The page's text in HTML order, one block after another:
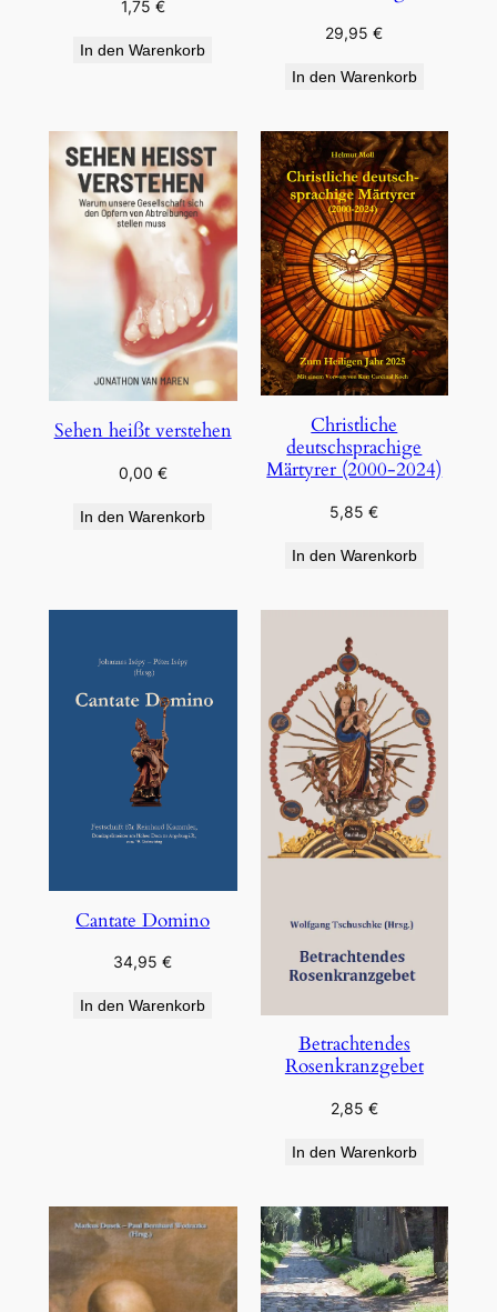
1,75 €
In den Warenkorb
29,95€
In den Warenkorb
Sehen heißt verstehen
0,00 €
In den Warenkorb
Christliche
deutschsprachige
Märtyrer (2000-2024)
5,85€
In den Warenkorb
Cantate Domino
34,95€
In den Warenkorb
Betrachtendes
Rosenkranzgebet
2,85 €
In den Warenkorb